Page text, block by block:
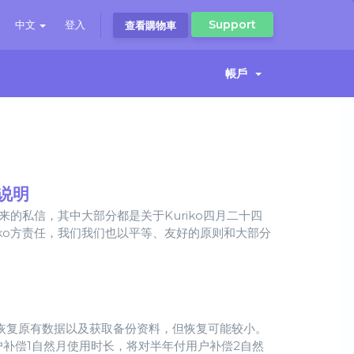
中文 登入 查看購物車 Support
帳戶
明
的私信，其中大部分都是关于Kuriko四月二十四
责任，我们我们也以平等、友好的原则和大部分
原有数据以及获取备份资料，但恢复可能较小。
偿1自然月使用时长，将对半年付用户补偿2自然